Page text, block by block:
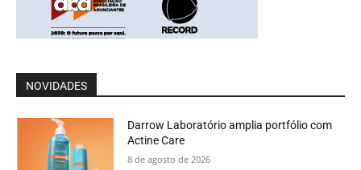
NOVIDADES
Darrow Laboratório amplia portfólio com
Actine Care
8 de agosto de 2026